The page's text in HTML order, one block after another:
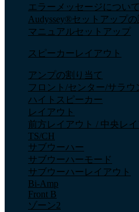
エラーメッセージについて
Audyssey®セットアップ
マニュアルセットアップ
スピーカーレイアウト
アンプの割り当て
フロント/センター/サラウ
ハイトスピーカー
レイアウト
前方レイアウト / 中央レ
TS/CH
サブウーハー
サブウーハーモード
サブウーハーレイアウト
Bi-Amp
Front B
ゾーン2